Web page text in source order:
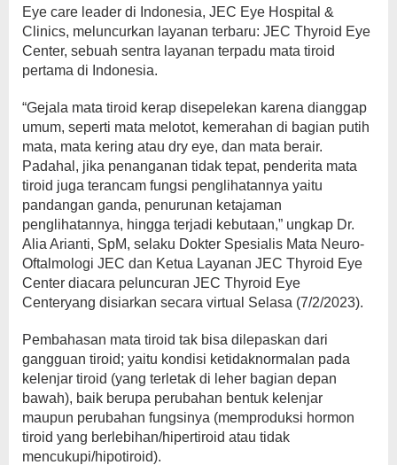
Eye care leader di Indonesia, JEC Eye Hospital &
Clinics, meluncurkan layanan terbaru: JEC Thyroid Eye
Center, sebuah sentra layanan terpadu mata tiroid
pertama di Indonesia.
“Gejala mata tiroid kerap disepelekan karena dianggap
umum, seperti mata melotot, kemerahan di bagian putih
mata, mata kering atau dry eye, dan mata berair.
Padahal, jika penanganan tidak tepat, penderita mata
tiroid juga terancam fungsi penglihatannya yaitu
pandangan ganda, penurunan ketajaman
penglihatannya, hingga terjadi kebutaan,” ungkap Dr.
Alia Arianti, SpM, selaku Dokter Spesialis Mata Neuro-
Oftalmologi JEC dan Ketua Layanan JEC Thyroid Eye
Center diacara peluncuran JEC Thyroid Eye
Centeryang disiarkan secara virtual Selasa (7/2/2023).
Pembahasan mata tiroid tak bisa dilepaskan dari
gangguan tiroid; yaitu kondisi ketidaknormalan pada
kelenjar tiroid (yang terletak di leher bagian depan
bawah), baik berupa perubahan bentuk kelenjar
maupun perubahan fungsinya (memproduksi hormon
tiroid yang berlebihan/hipertiroid atau tidak
mencukupi/hipotiroid).